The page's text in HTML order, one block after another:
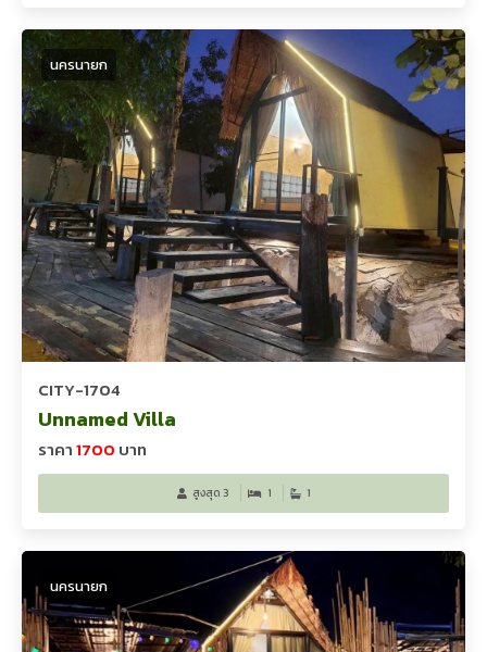
นครนายก
CITY-1704
Unnamed Villa
ราคา1700 บาท
สูงสุด 3 1 1
นครนายก